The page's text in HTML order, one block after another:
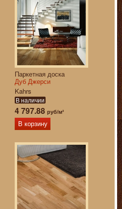
Паркетная доска
Дуб Джерси
Kahrs
В наличии
4 797.88 руб/м²
В корзину